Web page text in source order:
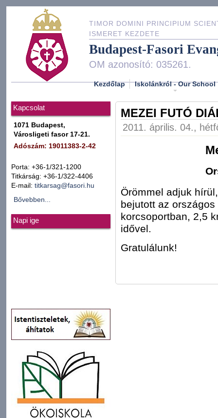
TIMOR DOMINI PRINCIPIUM
ISMERET KEZDETE
Budapest-Fasori
OM azonosító: 035261.
Kezdőlap Iskolánkról - Our School
Kapcsolat
1071 Budapest,
Városligeti fasor 17-21.
Adószám: 19011383-2-42
Porta: +36-1/321-1200
Titkárság: +36-1/322-4406
E-mail: titkarsag@fasori.hu
Bővebben...
Napi ige
MEZEI FUTÓ
2011. április. 04.,
Örömmel adjuk
bejutott az
korcsoportban, 2,5
idővel.
Gratulálunk!